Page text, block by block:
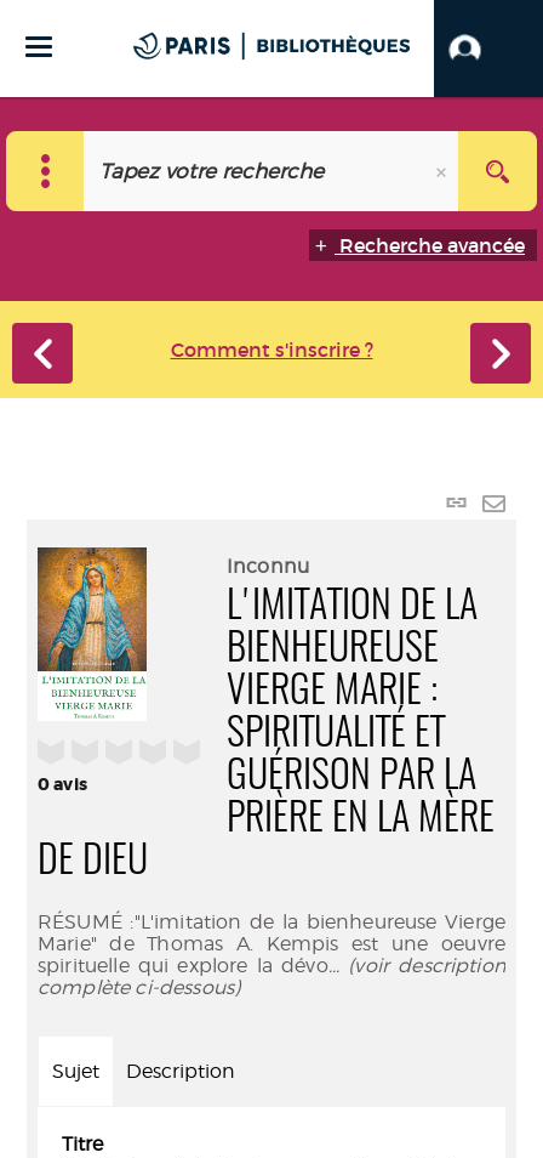
Recherche avancée
Comment s'inscrire ?
Lien
0avis
Inconnu
L'IMITATION DE LA
BIENHEUREUSE
VIERGE MARIE :
SPIRITUALITÉ ET
GUÉRISON PAR LA
PRIÈRE EN LA MÈRE
DE DIEU
RÉSUMÉ :"L'imitation de la bienheureuse Vierge
Marie" de Thomas A. Kempis est une oeuvre
spirituelle qui explore la dévo... (voir description
complète ci-dessous)
Sujet Description
Titre